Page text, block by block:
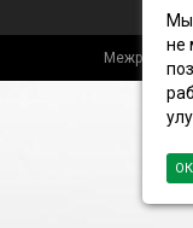
Мы
не
ОК